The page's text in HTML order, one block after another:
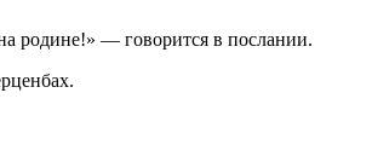
родине!» — говорится в послании.